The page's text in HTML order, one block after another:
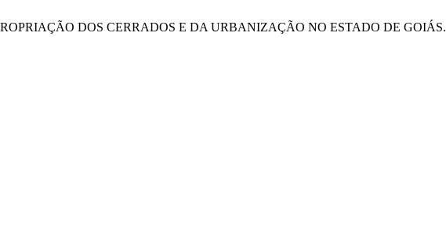
DOS CERRADOS E DA URBANIZAÇÃO NO ESTADO DE GOIÁS.